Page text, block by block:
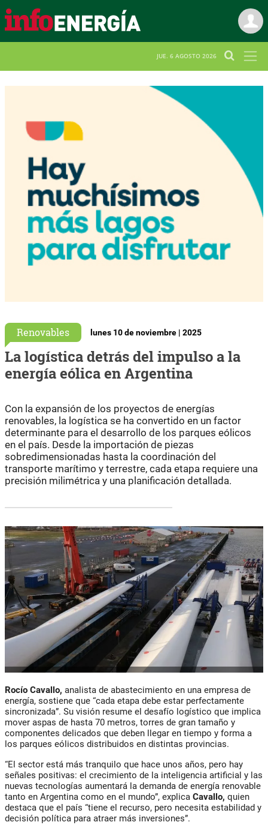
JUE. 6 AGOSTO 2026
Renovables lunes 10 de noviembre | 2025
La logística detrás del impulso a la
energía eólica en Argentina
Con la expansión de los proyectos de energías
renovables, la logística se ha convertido en un factor
determinante para el desarrollo de los parques eólicos
en el país. Desde la importación de piezas
sobredimensionadas hasta la coordinación del
transporte marítimo y terrestre, cada etapa requiere una
precisión milimétrica y una planificación detallada.
Rocío Cavallo, analista de abastecimiento en una empresa de
energía, sostiene que “cada etapa debe estar perfectamente
sincronizada”. Su visión resume el desafío logístico que implica
mover aspas de hasta 70 metros, torres de gran tamaño y
componentes delicados que deben llegar en tiempo y forma a
los parques eólicos distribuidos en distintas provincias.
“El sector está más tranquilo que hace unos años, pero hay
señales positivas: el crecimiento de la inteligencia artificial y las
nuevas tecnologías aumentará la demanda de energía renovable
tanto en Argentina como en el mundo”, explica Cavallo, quien
destaca que el país “tiene el recurso, pero necesita estabilidad y
decisión política para atraer más inversiones”.